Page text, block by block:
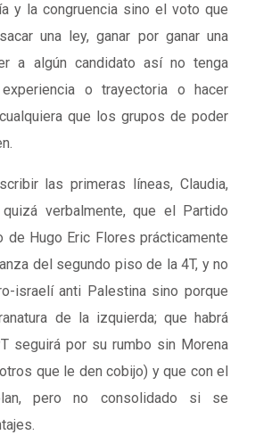
y la congruencia sino el voto que
una ley, ganar por ganar una
a algún candidato así no tenga
experiencia o trayectoria o hacer
que los grupos de poder
las primeras líneas, Claudia,
verbalmente, que el Partido
de Hugo Eric Flores prácticamente
del segundo piso de la 4T, y no
israelí anti Palestina sino porque
de la izquierda; que habrá
seguirá por su rumbo sin Morena
que le den cobijo) y que con el
pero no consolidado si se